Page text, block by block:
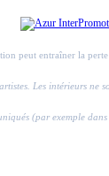
peut entraîner la
Les intérieurs
(par exemple